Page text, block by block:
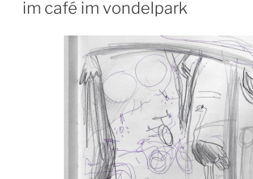
im café im vondelpark